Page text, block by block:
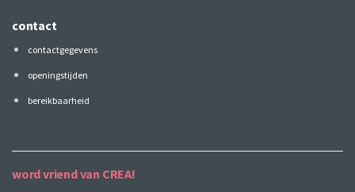
contact
contactgegevens
openingstijden
bereikbaarheid
word vriend van CREA!